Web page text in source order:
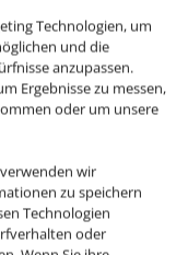
Technologien, um
und die
anzupassen.
Ergebnisse zu messen,
oder um unsere
wir
zu speichern
Technologien
oder
eigenen
für
Wenn
ist der
die Stornierung
Pauschalreise
(„Nur-Flug-